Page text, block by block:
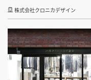
株式会社クロニカデザイン